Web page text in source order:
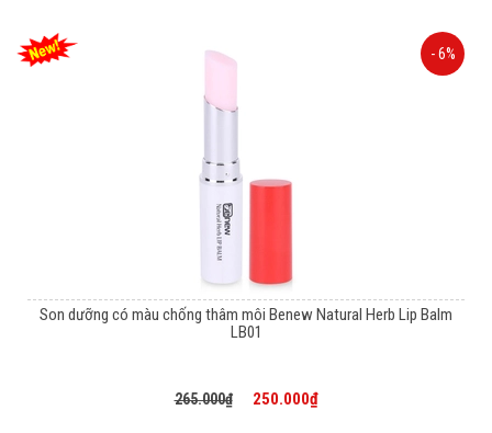
- 6%
Son dưỡng có màu chống thâm môi Benew Natural Herb Lip Balm
LB01
265.000₫ 250.000₫